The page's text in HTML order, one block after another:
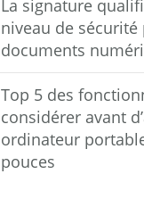
La signature
niveau de sécurité
documents
Top 5 des
considérer avant
ordinateur
pouces